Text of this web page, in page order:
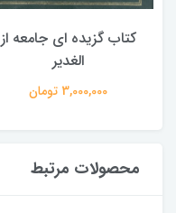
کتاب گزیده ای جامعه از
الغدیر
3,000,000 تومان
محصولات مرتبط